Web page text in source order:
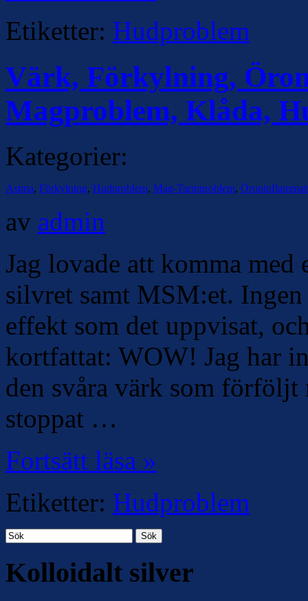
Etiketter: Hudproblem
Värk, Förkylning,
Magproblem, Klåda,
Kategorier:
Astma, Förkylning, Hudproblem, Mag-Tarmproblem,
av admin
Jag lovade att komma
silvret samt MSM:et.
effekt som det uppvisat,
kortfattat: WOW! Jag har
den svåra värk som förföljt
stoppat …
Fortsätt läsa »
Etiketter: Hudproblem
Sök
Kolloidalt silver